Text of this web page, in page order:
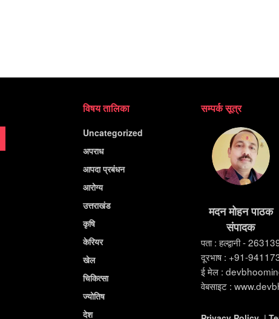
विषय तालिका
Uncategorized
अपराध
आपदा प्रबंधन
आरोग्य
उत्तराखंड
कृषि
केरियर
खेल
चिकित्सा
ज्योतिष
देश
सम्पर्क सूत्र
मदन मोहन पाठक
संपादक
पता : हल्द्वानी -
दूरभाष : +91-
ई मेल :
वेबसाइट :